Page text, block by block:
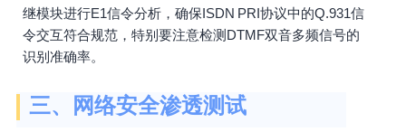
继模块进行E1信令分析，确保ISDN PRI协议中的Q.931信
令交互符合规范，特别要注意检测DTMF双音多频信号的
识别准确率。
三、网络安全渗透测试